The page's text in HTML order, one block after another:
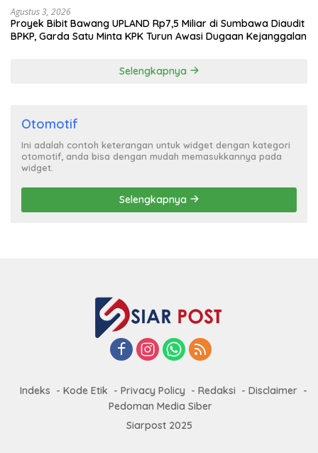
Agustus 3, 2026
Proyek Bibit Bawang UPLAND Rp7,5 Miliar di Sumbawa Diaudit
BPKP, Garda Satu Minta KPK Turun Awasi Dugaan Kejanggalan
Selengkapnya
Otomotif
Ini adalah contoh keterangan untuk widget dengan kategori
otomotif, anda bisa dengan mudah memasukkannya pada
widget.
Selengkapnya
Indeks Kode Etik Privacy Policy Redaksi
Disclaimer
Pedoman Media Siber
Siarpost 2025